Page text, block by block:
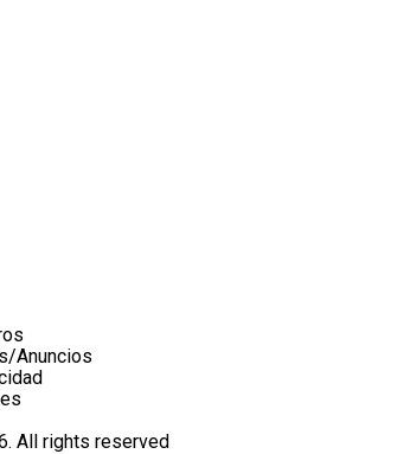
Anuncios
All rights reserved